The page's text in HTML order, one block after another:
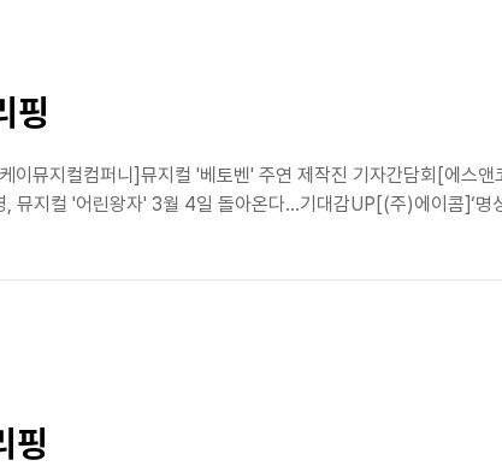
핑
뮤지컬컴퍼니]뮤지컬 '베토벤' 주연 제작진 기자간담회[에스앤
지컬 '어린왕자' 3월 4일 돌아온다…기대감UP[(주)에이콤]‘명성
핑